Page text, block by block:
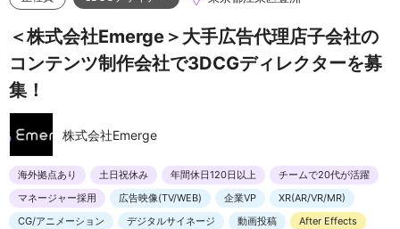
＜株式会社Emerge＞大手広告代理店子会社の
コンテンツ制作会社で3DCGディレクターを募
集！
株式会社Emerge
海外拠点あり 土日祝休み 年間休日120日以上
チームで20代が活躍
マネージャー採用
広告映像(TV/WEB) 企業VP
XR(AR/VR/MR)
CG/アニメーション
デジタルサイネージ 動画投稿
After Effects